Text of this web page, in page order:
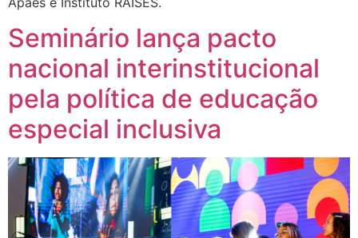
Seminário lança pacto
nacional interinstitucional
pela política de educação
especial inclusiva